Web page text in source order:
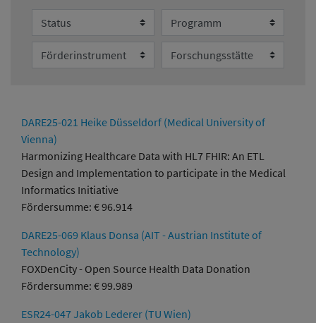
Status Programm
Förderinstrument Forschungsstätte
DARE25-021 Heike Düsseldorf (Medical University of
Vienna)
Harmonizing Healthcare Data with HL7 FHIR: An ETL
Design and Implementation to participate in the Medical
Informatics Initiative
Fördersumme: € 96.914
DARE25-069 Klaus Donsa (AIT - Austrian Institute of
Technology)
FOXDenCity - Open Source Health Data Donation
Fördersumme: € 99.989
ESR24-047 Jakob Lederer (TU Wien)